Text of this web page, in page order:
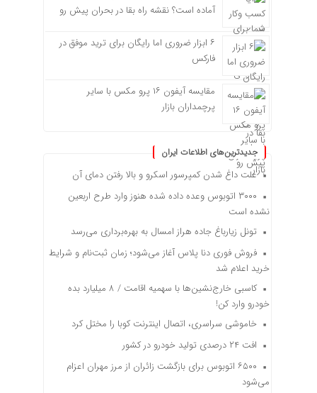
آماده است؟ نقشه راه بقا در بحران پیش رو
۶ ابزار ضروری اما رایگان برای ترید موفق در
فارکس
مقایسه آیفون ۱۶ پرو مکس با سایر
پرچمداران بازار
جدیدترین‌های اطلاعات ایران
علت داغ شدن کمپرسور اسکرو و بالا رفتن دمای آن
۳۰۰۰ اتوبوس وعده داده شده هنوز وارد طرح اربعین
نشده است
تونل زیارباغ جاده هراز امسال به بهره‌برداری می‌رسد
فروش فوری دنا پلاس آغاز می‌شود؛ زمان ثبت‌نام و شرایط
خرید اعلام شد
کاسبی خارج‌نشین‌ها با سهمیه اقامت / ۸ میلیارد بده
خودرو وارد کن!
خاموشی سراسری، اتصال اینترنت کوبا را مختل کرد
افت ۲۴ درصدی تولید خودرو در کشور
۶۵۰۰ اتوبوس برای بازگشت زائران از مرز مهران اعزام
می‌شود